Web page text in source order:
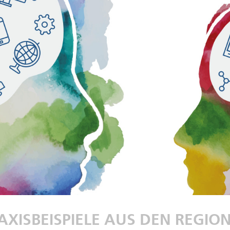
AUS DEN